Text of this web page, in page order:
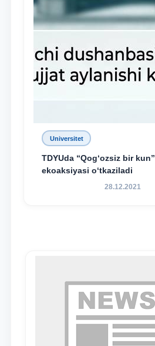
Universitet
TDYUda “Qog‘ozsiz bir kun”
ekoaksiyasi o‘tkaziladi
28.12.2021